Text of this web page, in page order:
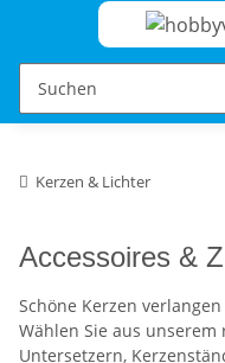
Kerzen & Lichter
Accessoires &
Schöne Kerzen
Wählen Sie aus
Untersetzern,